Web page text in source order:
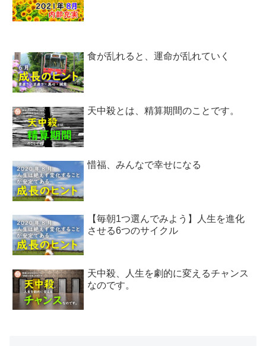
食が乱れると、運命が乱れていく
天中殺とは、精算期間のことです。
惜福、みんなで幸せになる
【毎朝1つ選んでみよう】人生を進化
させる6つのサイクル
天中殺、人生を劇的に変えるチャンス
なのです。